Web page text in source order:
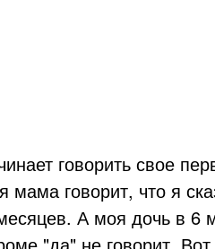
говорить свое
говорит, что я
А моя дочь в 6